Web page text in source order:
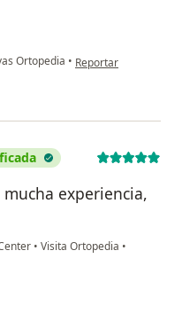
Ortopedia • en opinión del
Reportar
experiencia,
• Visita Ortopedia •